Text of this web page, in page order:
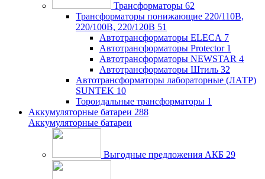
Трансформаторы 62
Трансформаторы понижающие 220/110В,
220/100В, 220/120В 51
Автотрансформаторы ELECA 7
Автотрансформаторы Protector 1
Автотрансформаторы NEWSTAR 4
Автотрансформаторы Штиль 32
Автотрансформаторы лабораторные (ЛАТР)
SUNTEK 10
Тороидальные трансформаторы 1
Аккумуляторные батареи 288
Аккумуляторные батареи
Выгодные предложения АКБ 29